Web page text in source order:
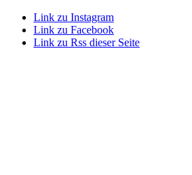
Link zu Instagram
Link zu Facebook
Link zu Rss dieser Seite